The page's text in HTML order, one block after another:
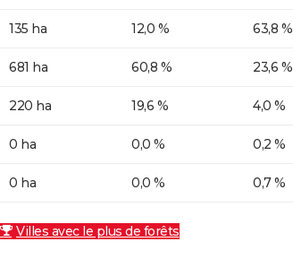
135 ha 12,0 % 63,8 %
681 ha 60,8 % 23,6 %
220 ha 19,6 % 4,0 %
0 ha 0,0 % 0,2 %
0 ha 0,0 % 0,7 %
Villes avec le plus de forêts